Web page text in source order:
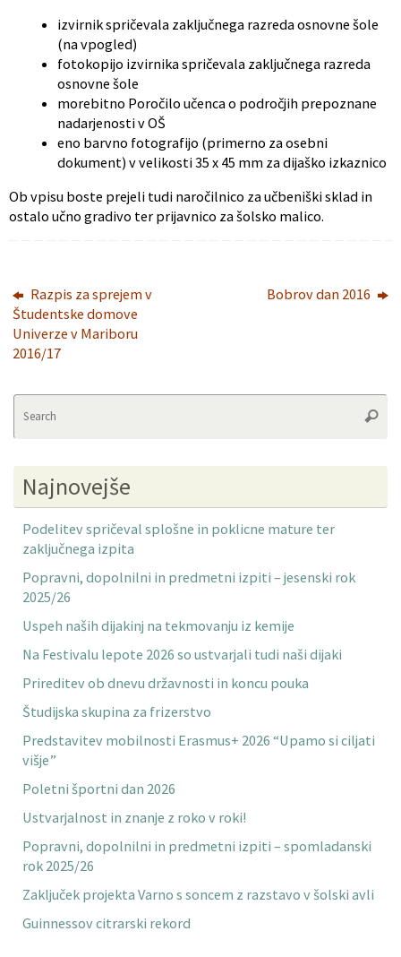
izvirnik spričevala zaključnega razreda osnovne šole
(na vpogled)
fotokopijo izvirnika spričevala zaključnega razreda
osnovne šole
morebitno Poročilo učenca o področjih prepoznane
nadarjenosti v OŠ
eno barvno fotografijo (primerno za osebni
dokument) v velikosti 35 x 45 mm za dijaško izkaznico
Ob vpisu boste prejeli tudi naročilnico za učbeniški sklad in
ostalo učno gradivo ter prijavnico za šolsko malico.
Razpis za sprejem v
Študentske domove
Univerze v Mariboru
2016/17
Bobrov dan 2016
Najnovejše
Podelitev spričeval splošne in poklicne mature ter
zaključnega izpita
Popravni, dopolnilni in predmetni izpiti – jesenski rok
2025/26
Uspeh naših dijakinj na tekmovanju iz kemije
Na Festivalu lepote 2026 so ustvarjali tudi naši dijaki
Prireditev ob dnevu državnosti in koncu pouka
Študijska skupina za frizerstvo
Predstavitev mobilnosti Erasmus+ 2026 “Upamo si ciljati
višje”
Poletni športni dan 2026
Ustvarjalnost in znanje z roko v roki!
Popravni, dopolnilni in predmetni izpiti – spomladanski
rok 2025/26
Zaključek projekta Varno s soncem z razstavo v šolski avli
Guinnessov citrarski rekord